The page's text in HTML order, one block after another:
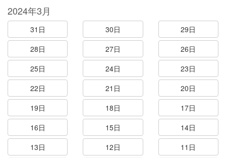
2024年3月
31日 30日
29日
28日
27日
26日
25日
24日
23日
22日
21日
20日
19日
18日
17日
16日
15日
14日
13日
12日
11日